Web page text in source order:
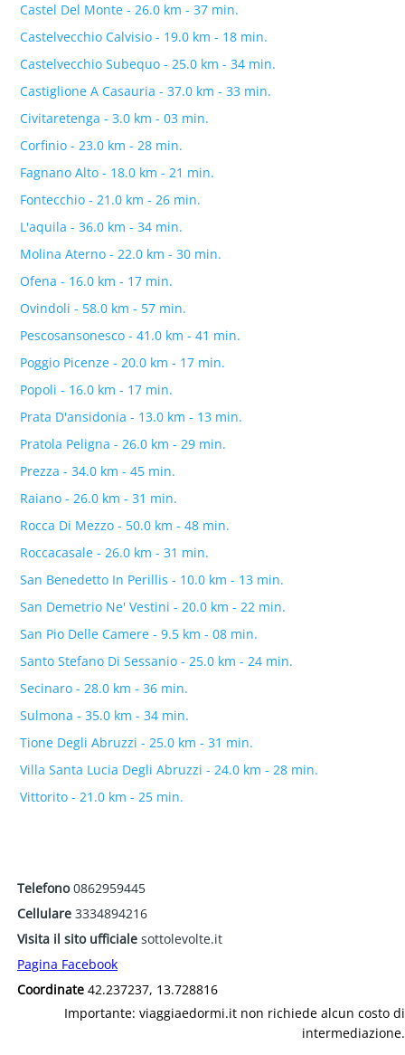
Castel Del Monte - 26.0 km - 37 min.
Castelvecchio Calvisio - 19.0 km - 18 min.
Castelvecchio Subequo - 25.0 km - 34 min.
Castiglione A Casauria - 37.0 km - 33 min.
Civitaretenga - 3.0 km - 03 min.
Corfinio - 23.0 km - 28 min.
Fagnano Alto - 18.0 km - 21 min.
Fontecchio - 21.0 km - 26 min.
L'aquila - 36.0 km - 34 min.
Molina Aterno - 22.0 km - 30 min.
Ofena - 16.0 km - 17 min.
Ovindoli - 58.0 km - 57 min.
Pescosansonesco - 41.0 km - 41 min.
Poggio Picenze - 20.0 km - 17 min.
Popoli - 16.0 km - 17 min.
Prata D'ansidonia - 13.0 km - 13 min.
Pratola Peligna - 26.0 km - 29 min.
Prezza - 34.0 km - 45 min.
Raiano - 26.0 km - 31 min.
Rocca Di Mezzo - 50.0 km - 48 min.
Roccacasale - 26.0 km - 31 min.
San Benedetto In Perillis - 10.0 km - 13 min.
San Demetrio Ne' Vestini - 20.0 km - 22 min.
San Pio Delle Camere - 9.5 km - 08 min.
Santo Stefano Di Sessanio - 25.0 km - 24 min.
Secinaro - 28.0 km - 36 min.
Sulmona - 35.0 km - 34 min.
Tione Degli Abruzzi - 25.0 km - 31 min.
Villa Santa Lucia Degli Abruzzi - 24.0 km - 28 min.
Vittorito - 21.0 km - 25 min.
Telefono0862959445
Cellulare 3334894216
Visita il sito ufficiale sottolevolte.it
Pagina Facebook
Coordinate 42.237237, 13.728816
Importante: viaggiaedormi.it non richiede alcun costo di
intermediazione.